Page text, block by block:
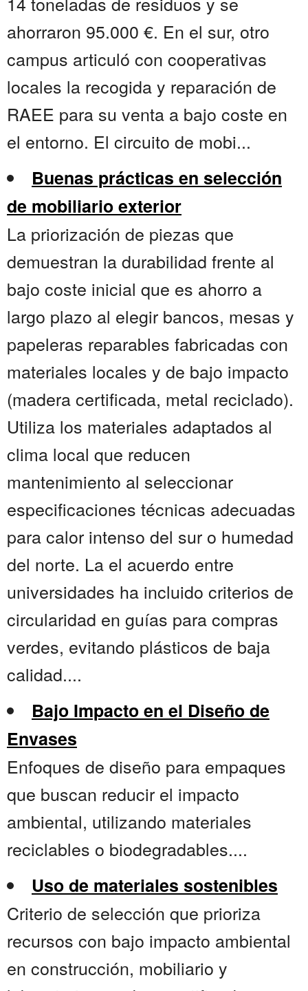
ahorraron 95.000 €. En el sur, otro
campus articuló con cooperativas
locales la recogida y reparación de
RAEE para su venta a bajo coste en
el entorno. El circuito de mobi...
Buenas prácticas en selección
de mobiliario exterior
La priorización de piezas que
demuestran la durabilidad frente al
bajo coste inicial que es ahorro a
largo plazo al elegir bancos, mesas y
papeleras reparables fabricadas con
materiales locales y de bajo impacto
(madera certificada, metal reciclado).
Utiliza los materiales adaptados al
clima local que reducen
mantenimiento al seleccionar
especificaciones técnicas adecuadas
para calor intenso del sur o humedad
del norte. La el acuerdo entre
universidades ha incluido criterios de
circularidad en guías para compras
verdes, evitando plásticos de baja
calidad....
Bajo Impacto en el Diseño de
Envases
Enfoques de diseño para empaques
que buscan reducir el impacto
ambiental, utilizando materiales
reciclables o biodegradables....
Uso de materiales sostenibles
Criterio de selección que prioriza
recursos con bajo impacto ambiental
en construcción, mobiliario y